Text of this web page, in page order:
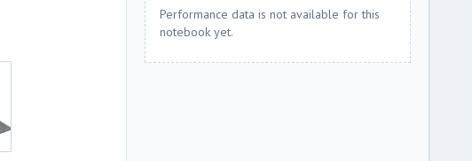
Performance data is not available for this
notebook yet.